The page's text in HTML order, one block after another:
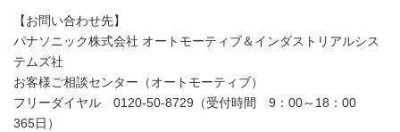
【お問い合わせ先】
パナソニック株式会社 オートモーティブ＆インダストリアルシス
テムズ社
お客様ご相談センター（オートモーティブ）
フリーダイヤル 0120-50-8729（受付時間 9：00～18：00
365日）